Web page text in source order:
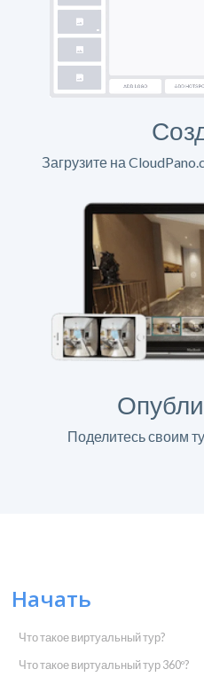
Загрузите на
Поделитесь своим
Начать
Что такое виртуальный тур?
Что такое виртуальный тур 360º?